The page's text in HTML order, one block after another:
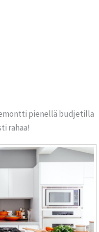
pienellä budjetilla
rahaa!